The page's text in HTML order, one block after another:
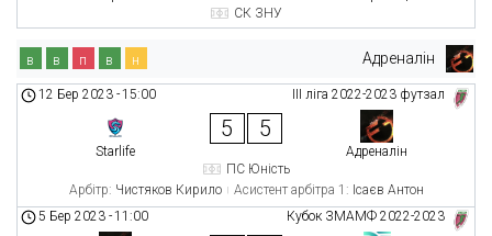
СК ЗНУ
Адреналін
в в п в н
ІІІ ліга 2022-2023 футзал
12 Бер 2023 -15:00
Starlife
5 5
Адреналін
ПС Юність
Арбітр: Чистяков Кирило Асистент арбітра 1: Ісаєв Антон
Кубок ЗМАМФ 2022-2023
5 Бер 2023 -11:00